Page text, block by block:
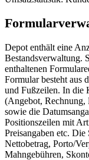
Depot enthält eine
Bestandsverwaltung.
enthaltenen
Formular besteht aus
und Fußzeilen. In die
(Angebot, Rechnung,
sowie die
Positionszeilen mit
Preisangaben etc.
Nettobetrag, Porto/
Mahngebühren,